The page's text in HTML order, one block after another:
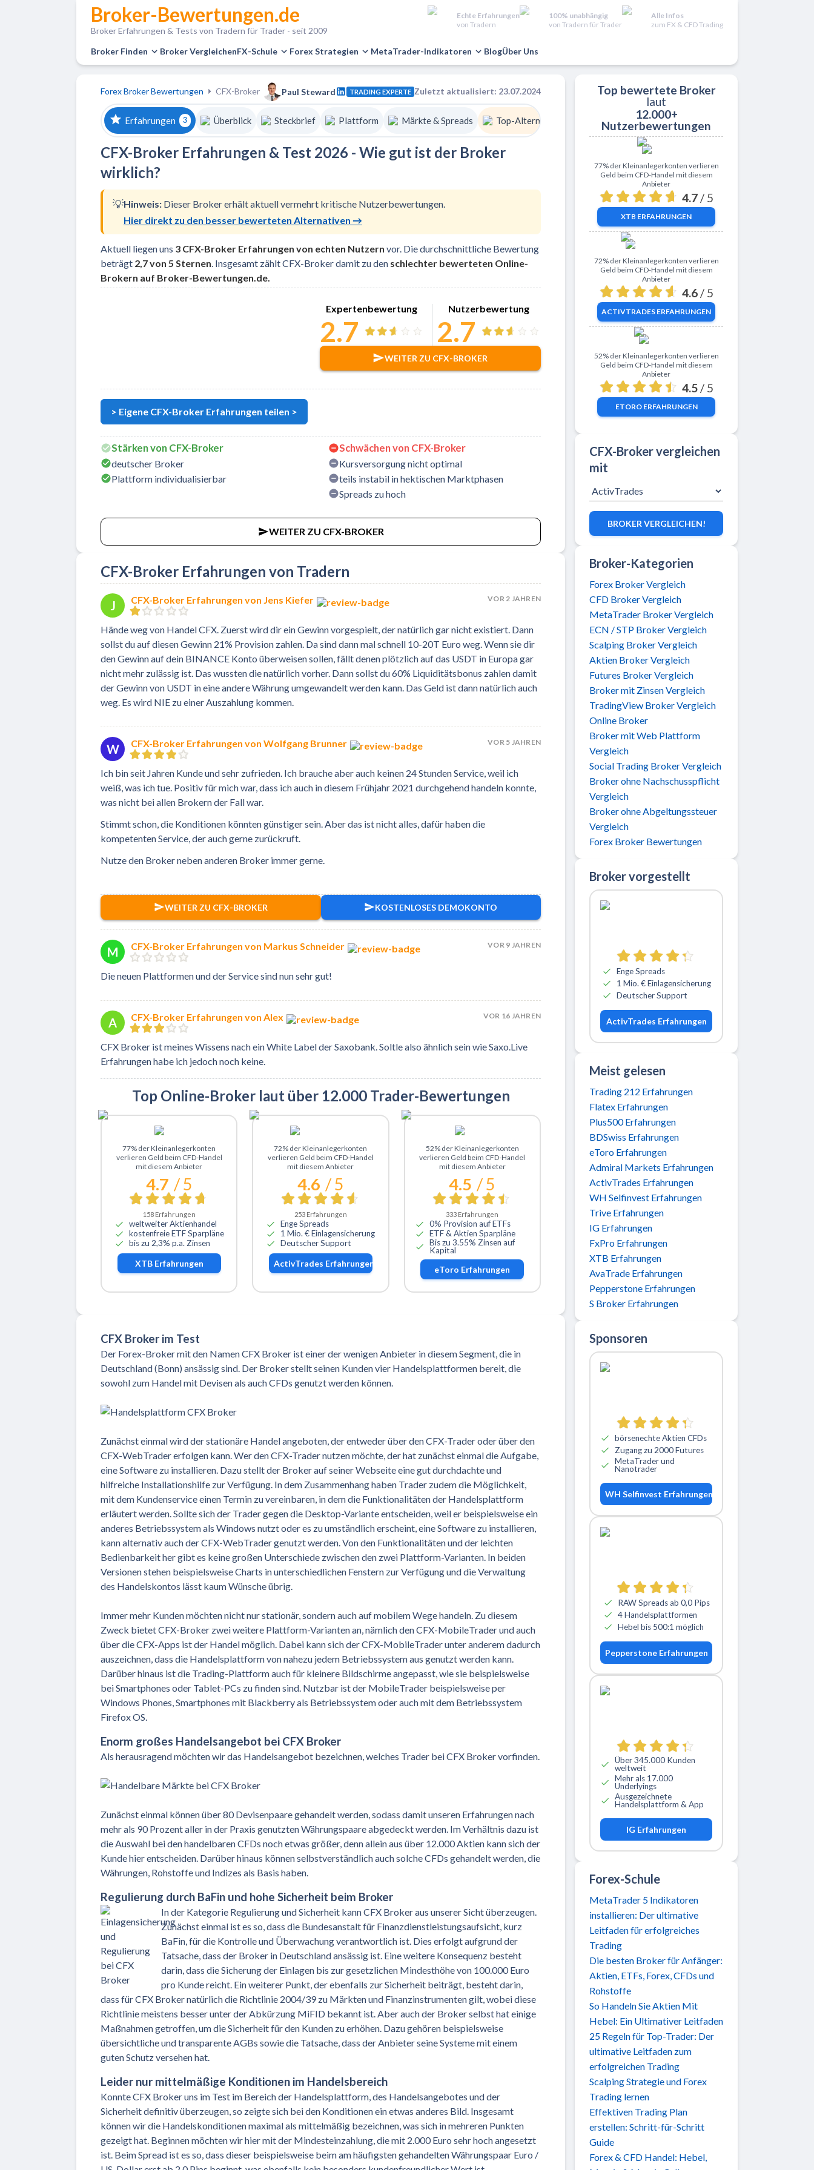
Broker-Bewertungen.de
Broker Erfahrungen & Tests von Tradern für Trader - seit 2009
Echte Erfahrungen
von Tradern
100% unabhängig
von Tradern für Trader
Alle Infos
zum FX & CFD Trading
Broker Finden Broker VergleichenFX-Schule Forex Strategien MetaTrader-Indikatoren BlogÜber Uns
Forex Broker Bewertungen CFX-Broker Paul Steward TRADING EXPERTE Zuletzt aktualisiert: 23.07.2024
Erfahrungen 3 Überblick Steckbrief Plattform Märkte & Spreads Top-Alternativen
CFX-Broker Erfahrungen & Test 2026 - Wie gut ist der Broker
wirklich?
💡Hinweis: Dieser Broker erhält aktuell vermehrt kritische Nutzerbewertungen.
Hier direkt zu den besser bewerteten Alternativen →
Aktuell liegen uns 3 CFX-Broker Erfahrungen von echten Nutzern vor. Die durchschnittliche Bewertung
beträgt 2,7 von 5 Sternen. Insgesamt zählt CFX-Broker damit zu den schlechter bewerteten Online-
Brokern auf Broker-Bewertungen.de.
Expertenbewertung
2.7
Nutzerbewertung
2.7
WEITER ZU CFX-BROKER
> Eigene CFX-Broker Erfahrungen teilen >
Stärken von CFX-Broker Schwächen von CFX-Broker
deutscher Broker
Plattform individualisierbar
Kursversorgung nicht optimal
teils instabil in hektischen Marktphasen
Spreads zu hoch
WEITER ZU CFX-BROKER
CFX-Broker Erfahrungen von Tradern
J CFX-Broker Erfahrungen von Jens Kiefer VOR 2 JAHREN
Hände weg von Handel CFX. Zuerst wird dir ein Gewinn vorgespielt, der natürlich gar nicht existiert. Dann
sollst du auf diesen Gewinn 21% Provision zahlen. Da sind dann mal schnell 10-20T Euro weg. Wenn sie dir
den Gewinn auf dein BINANCE Konto überweisen sollen, fällt denen plötzlich auf das USDT in Europa gar
nicht mehr zulässig ist. Das wussten die natürlich vorher. Dann sollst du 60% Liquiditätsbonus zahlen damit
der Gewinn von USDT in eine andere Währung umgewandelt werden kann. Das Geld ist dann natürlich auch
weg. Es wird NIE zu einer Auszahlung kommen.
W CFX-Broker Erfahrungen von Wolfgang Brunner VOR 5 JAHREN
Ich bin seit Jahren Kunde und sehr zufrieden. Ich brauche aber auch keinen 24 Stunden Service, weil ich
weiß, was ich tue. Positiv für mich war, dass ich auch in diesem Frühjahr 2021 durchgehend handeln konnte,
was nicht bei allen Brokern der Fall war.
Stimmt schon, die Konditionen könnten günstiger sein. Aber das ist nicht alles, dafür haben die
kompetenten Service, der auch gerne zurückruft.
Nutze den Broker neben anderen Broker immer gerne.
WEITER ZU CFX-BROKER KOSTENLOSES DEMOKONTO
M CFX-Broker Erfahrungen von Markus Schneider VOR 9 JAHREN
Die neuen Plattformen und der Service sind nun sehr gut!
A CFX-Broker Erfahrungen von Alex VOR 16 JAHREN
CFX Broker ist meines Wissens nach ein White Label der Saxobank. Soltle also ähnlich sein wie Saxo.Live
Erfahrungen habe ich jedoch noch keine.
Top Online-Broker laut über 12.000 Trader-Bewertungen
Zu XTB
77% der Kleinanlegerkonten
verlieren Geld beim CFD-Handel
mit diesem Anbieter
4.7 / 5
158Erfahrungen
weltweiter Aktienhandel
kostenfreie ETF Sparpläne
bis zu 2,3% p.a. Zinsen
XTBErfahrungen
Zu ActivTrades
72% der Kleinanlegerkonten
verlieren Geld beim CFD-Handel
mit diesem Anbieter
4.6 / 5
253Erfahrungen
Enge Spreads
1 Mio. € Einlagensicherung
Deutscher Support
ActivTrades Erfahrungen
Zu eToro
52% der Kleinanlegerkonten
verlieren Geld beim CFD-Handel
mit diesem Anbieter
4.5 / 5
333 Erfahrungen
0% Provision auf ETFs
ETF & Aktien Sparpläne
Bis zu 3.55% Zinsen auf
Kapital
eToro Erfahrungen
CFX Broker im Test
Der Forex-Broker mit den Namen CFX Broker ist einer der wenigen Anbieter in diesem Segment, die in
Deutschland (Bonn) ansässig sind. Der Broker stellt seinen Kunden vier Handelsplattformen bereit, die
sowohl zum Handel mit Devisen als auch CFDs genutzt werden können.
Zunächst einmal wird der stationäre Handel angeboten, der entweder über den CFX-Trader oder über den
CFX-WebTrader erfolgen kann. Wer den CFX-Trader nutzen möchte, der hat zunächst einmal die Aufgabe,
eine Software zu installieren. Dazu stellt der Broker auf seiner Webseite eine gut durchdachte und
hilfreiche Installationshilfe zur Verfügung. In dem Zusammenhang haben Trader zudem die Möglichkeit,
mit dem Kundenservice einen Termin zu vereinbaren, in dem die Funktionalitäten der Handelsplattform
erläutert werden. Sollte sich der Trader gegen die Desktop-Variante entscheiden, weil er beispielsweise ein
anderes Betriebssystem als Windows nutzt oder es zu umständlich erscheint, eine Software zu installieren,
kann alternativ auch der CFX-WebTrader genutzt werden. Von den Funktionalitäten und der leichten
Bedienbarkeit her gibt es keine großen Unterschiede zwischen den zwei Plattform-Varianten. In beiden
Versionen stehen beispielsweise Charts in unterschiedlichen Fenstern zur Verfügung und die Verwaltung
des Handelskontos lässt kaum Wünsche übrig.
Immer mehr Kunden möchten nicht nur stationär, sondern auch auf mobilem Wege handeln. Zu diesem
Zweck bietet CFX-Broker zwei weitere Plattform-Varianten an, nämlich den CFX-MobileTrader und auch
über die CFX-Apps ist der Handel möglich. Dabei kann sich der CFX-MobileTrader unter anderem dadurch
auszeichnen, dass die Handelsplattform von nahezu jedem Betriebssystem aus genutzt werden kann.
Darüber hinaus ist die Trading-Plattform auch für kleinere Bildschirme angepasst, wie sie beispielsweise
bei Smartphones oder Tablet-PCs zu finden sind. Nutzbar ist der MobileTrader beispielsweise per
Windows Phones, Smartphones mit Blackberry als Betriebssystem oder auch mit dem Betriebssystem
Firefox OS.
Enorm großes Handelsangebot bei CFX Broker
Als herausragend möchten wir das Handelsangebot bezeichnen, welches Trader bei CFX Broker vorfinden.
Zunächst einmal können über 80 Devisenpaare gehandelt werden, sodass damit unseren Erfahrungen nach
mehr als 90 Prozent aller in der Praxis genutzten Währungspaare abgedeckt werden. Im Verhältnis dazu ist
die Auswahl bei den handelbaren CFDs noch etwas größer, denn allein aus über 12.000 Aktien kann sich der
Kunde hier entscheiden. Darüber hinaus können selbstverständlich auch solche CFDs gehandelt werden, die
Währungen, Rohstoffe und Indizes als Basis haben.
Regulierung durch BaFin und hohe Sicherheit beim Broker
In der Kategorie Regulierung und Sicherheit kann CFX Broker aus unserer Sicht überzeugen.
Zunächst einmal ist es so, dass die Bundesanstalt für Finanzdienstleistungsaufsicht, kurz
BaFin, für die Kontrolle und Überwachung verantwortlich ist. Dies erfolgt aufgrund der
Tatsache, dass der Broker in Deutschland ansässig ist. Eine weitere Konsequenz besteht
darin, dass die Sicherung der Einlagen bis zur gesetzlichen Mindesthöhe von 100.000 Euro
pro Kunde reicht. Ein weiterer Punkt, der ebenfalls zur Sicherheit beiträgt, besteht darin,
dass für CFX Broker natürlich die Richtlinie 2004/39 zu Märkten und Finanzinstrumenten gilt, wobei diese
Richtlinie meistens besser unter der Abkürzung MiFID bekannt ist. Aber auch der Broker selbst hat einige
Maßnahmen getroffen, um die Sicherheit für den Kunden zu erhöhen. Dazu gehören beispielsweise
übersichtliche und transparente AGBs sowie die Tatsache, dass der Anbieter seine Systeme mit einem
guten Schutz versehen hat.
Leider nur mittelmäßige Konditionen im Handelsbereich
Konnte CFX Broker uns im Test im Bereich der Handelsplattform, des Handelsangebotes und der
Sicherheit definitiv überzeugen, so zeigte sich bei den Konditionen ein etwas anderes Bild. Insgesamt
können wir die Handelskonditionen maximal als mittelmäßig bezeichnen, was sich in mehreren Punkten
gezeigt hat. Beginnen möchten wir hier mit der Mindesteinzahlung, die mit 2.000 Euro sehr hoch angesetzt
ist. Beim Spread ist es so, dass dieser beispielsweise beim am häufigsten gehandelten Währungspaar Euro /
Top bewertete Broker
laut
12.000+
Nutzerbewertungen
Zu XTB
77% der Kleinanlegerkonten verlieren
Geld beim CFD-Handel mit diesem
Anbieter
4.7 / 5
XTB ERFAHRUNGEN
Zu ActivTrades
72% der Kleinanlegerkonten verlieren
Geld beim CFD-Handel mit diesem
Anbieter
4.6 / 5
ACTIVTRADES ERFAHRUNGEN
Zu eToro
52% der Kleinanlegerkonten verlieren
Geld beim CFD-Handel mit diesem
Anbieter
4.5 / 5
ETOROERFAHRUNGEN
CFX-Broker vergleichen
mit
BROKER VERGLEICHEN!
Broker-Kategorien
Forex Broker Vergleich
CFD Broker Vergleich
MetaTrader Broker Vergleich
ECN / STP Broker Vergleich
Scalping Broker Vergleich
Aktien Broker Vergleich
Futures Broker Vergleich
Broker mit Zinsen Vergleich
TradingView Broker Vergleich
Online Broker
Broker mit Web Plattform
Vergleich
Social Trading Broker Vergleich
Broker ohne Nachschusspflicht
Vergleich
Broker ohne Abgeltungssteuer
Vergleich
Forex Broker Bewertungen
Broker vorgestellt
Enge Spreads
1 Mio. € Einlagensicherung
Deutscher Support
ActivTrades Erfahrungen
Meist gelesen
Trading 212 Erfahrungen
Flatex Erfahrungen
Plus500 Erfahrungen
BDSwiss Erfahrungen
eToro Erfahrungen
Admiral Markets Erfahrungen
ActivTrades Erfahrungen
WH Selfinvest Erfahrungen
Trive Erfahrungen
IG Erfahrungen
FxPro Erfahrungen
XTB Erfahrungen
AvaTrade Erfahrungen
Pepperstone Erfahrungen
S Broker Erfahrungen
Sponsoren
börsenechte Aktien CFDs
Zugang zu 2000 Futures
MetaTrader und
Nanotrader
WH Selfinvest Erfahrungen
RAW Spreads ab 0,0 Pips
4 Handelsplattformen
Hebel bis 500:1 möglich
Pepperstone Erfahrungen
Über 345.000 Kunden
weltweit
Mehr als 17.000
Underlyings
Ausgezeichnete
Handelsplattform & App
IG Erfahrungen
Forex-Schule
MetaTrader 5 Indikatoren
installieren: Der ultimative
Leitfaden für erfolgreiches
Trading
Die besten Broker für Anfänger:
Aktien, ETFs, Forex, CFDs und
Rohstoffe
So Handeln Sie Aktien Mit
Hebel: Ein Ultimativer Leitfaden
25 Regeln für Top-Trader: Der
ultimative Leitfaden zum
erfolgreichen Trading
Scalping Strategie und Forex
Trading lernen
Effektiven Trading Plan
erstellen: Schritt-für-Schritt
Guide
Forex & CFD Handel: Hebel,